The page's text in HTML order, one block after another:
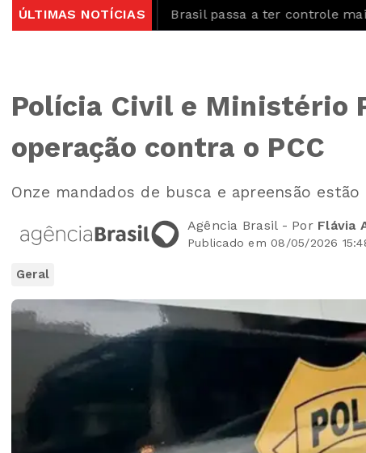
ÚLTIMAS NOTÍCIAS
milhões Brasil passa a ter controle maior sobre
Polícia Civil e Ministério
operação contra o PCC
Onze mandados de busca e apreensão
Agência Brasil - Por Flávia
Publicado em 08/05/2026
Geral